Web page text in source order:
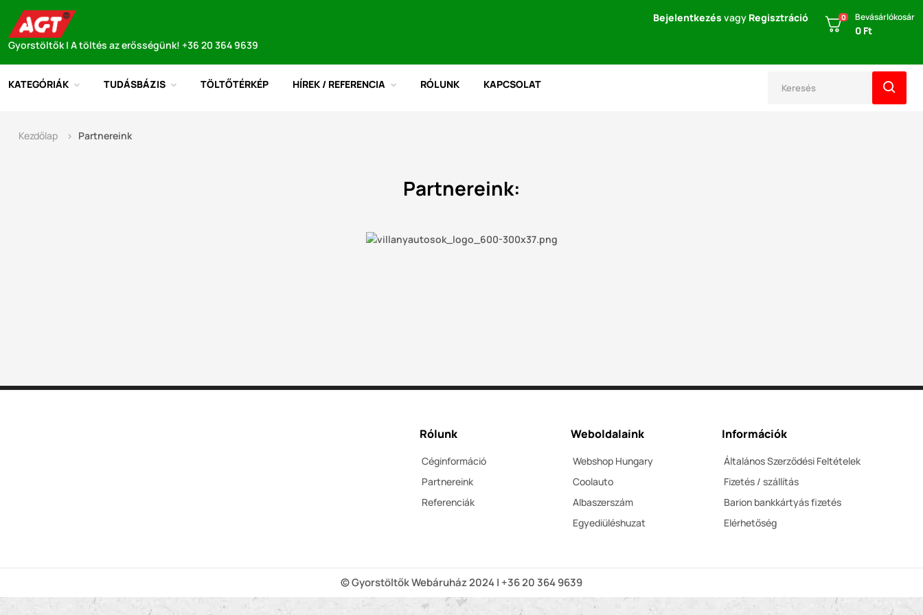
Gyorstöltők | A töltés az erősségünk! +36 20 364 9639
Bejelentkezés vagy Regisztráció 0 Bevásárlókosár
0 Ft
KATEGÓRIÁK TUDÁSBÁZIS TÖLTŐTÉRKÉP HÍREK / REFERENCIA RÓLUNK KAPCSOLAT
Kezdőlap Partnereink
Partnereink:
Rólunk
Céginformáció
Partnereink
Referenciák
Weboldalaink
Webshop Hungary
Coolauto
Albaszerszám
Egyediüléshuzat
Információk
Általános Szerződési Feltételek
Fizetés / szállítás
Barion bankkártyás fizetés
Elérhetőség
© Gyorstöltők Webáruház 2024 | +36 20 364 9639